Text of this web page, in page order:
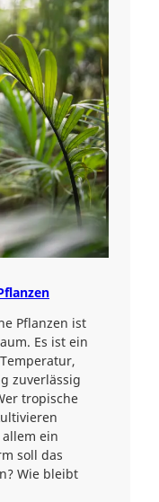
Pflanzen ist
Es ist ein
zuverlässig
tropische
ein
soll das
Wie bleibt